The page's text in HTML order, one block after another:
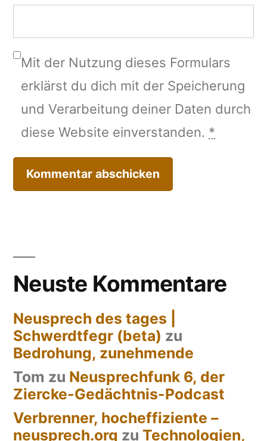
Mit der Nutzung dieses Formulars
erklärst du dich mit der Speicherung
und Verarbeitung deiner Daten durch
diese Website einverstanden. *
Neuste Kommentare
Neusprech des tages |
Schwerdtfegr (beta) zu
Bedrohung, zunehmende
Tom zu Neusprechfunk 6, der
Ziercke-Gedächtnis-Podcast
Verbrenner, hocheffiziente –
neusprech.org zu Technologien,